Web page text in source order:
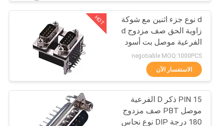
مراقبة
الجودة
اتصل
اطلب
اقتباس
أنثى رأس موصل
91
HOT
d نوع جزء اثنين مع شوكة
زاوية الحق صف مزدوج d
الفرعية موصل بت أسود
15 دبوس وكون بنفايات
negotiable MOQ:1000PCS
الاستفسار الآن
15 PIN ذكر D الفرعية
موصل PBT صف مزدوج
180 درجة DIP نوع نحاس